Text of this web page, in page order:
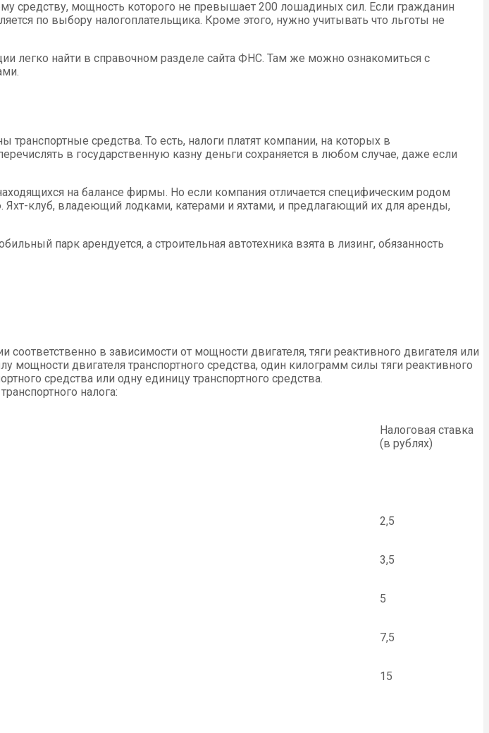
средству, мощность которого не превышает 200 лошадиных сил. Если гражданин
по выбору налогоплательщика. Кроме этого, нужно учитывать что льготы не
легко найти в справочном разделе сайта ФНС. Там же можно ознакомиться с
средства. То есть, налоги платят компании, на которых в
в государственную казну деньги сохраняется в любом случае, даже если
на балансе фирмы. Но если компания отличается специфическим родом
Яхт-клуб, владеющий лодками, катерами и яхтами, и предлагающий их для аренды,
парк арендуется, а строительная автотехника взята в лизинг, обязанность
в зависимости от мощности двигателя, тяги реактивного двигателя или
мощности двигателя транспортного средства, один килограмм силы тяги реактивного
средства или одну единицу транспортного средства.
налога:
Налоговая ставка
(в рублях)
2,5
3,5
5
7,5
15